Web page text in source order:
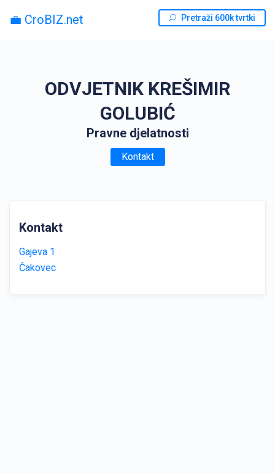
💼 CroBIZ.net Pretraži 600k tvrtki
ODVJETNIK KREŠIMIR
GOLUBIĆ
Pravne djelatnosti
Kontakt
Kontakt
Gajeva 1
Čakovec